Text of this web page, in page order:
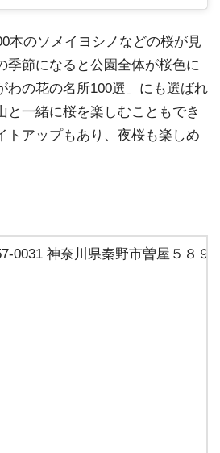
本のソメイヨシノなどの桜が見
季節になると公園全体が桜色に
わの花の名所100選」にも選ばれ
と一緒に桜を楽しむこともでき
トアップもあり、夜桜も楽しめ
0031 神奈川県秦野市曽屋５８９